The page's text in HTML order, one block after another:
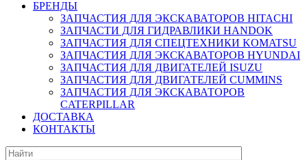
БРЕНДЫ
ЗАПЧАСТИЯ ДЛЯ ЭКСКАВАТОРОВ HITACHI
ЗАПЧАСТИ ДЛЯ ГИДРАВЛИКИ HANDOK
ЗАПЧАСТИЯ ДЛЯ СПЕЦТЕХНИКИ KOMATSU
ЗАПЧАСТИЯ ДЛЯ ЭКСКАВАТОРОВ HYUNDAI
ЗАПЧАСТИЯ ДЛЯ ДВИГАТЕЛЕЙ ISUZU
ЗАПЧАСТИЯ ДЛЯ ДВИГАТЕЛЕЙ CUMMINS
ЗАПЧАСТИЯ ДЛЯ ЭКСКАВАТОРОВ
CATERPILLAR
ДОСТАВКА
КОНТАКТЫ